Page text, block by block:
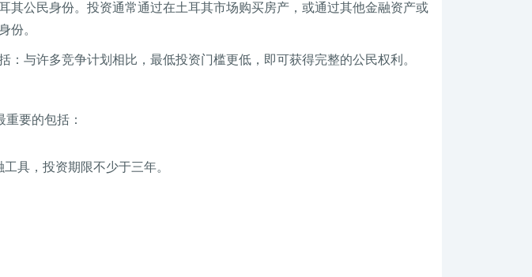
其公民身份。投资通常通过在土耳其市场购买房产，或通过其他金融资产或
。
与许多竞争计划相比，最低投资门槛更低，即可获得完整的公民权利。
要的包括：
具，投资期限不少于三年。